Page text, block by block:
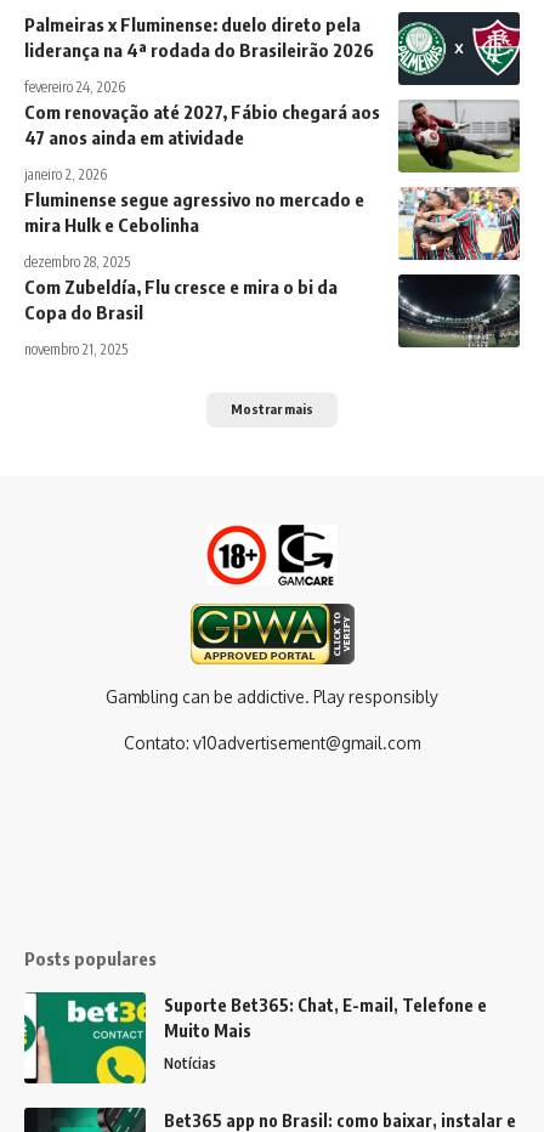
Palmeiras x Fluminense: duelo direto pela
liderança na 4ª rodada do Brasileirão 2026
fevereiro 24, 2026
Com renovação até 2027, Fábio chegará aos
47 anos ainda em atividade
janeiro 2, 2026
Fluminense segue agressivo no mercado e
mira Hulk e Cebolinha
dezembro 28, 2025
Com Zubeldía, Flu cresce e mira o bi da
Copa do Brasil
novembro 21, 2025
Mostrar mais
Gambling can be addictive. Play responsibly
Contato: v10advertisement@gmail.com
Posts populares
Suporte Bet365: Chat, E-mail, Telefone e
Muito Mais
Notícias
Bet365 app no Brasil: como baixar, instalar e